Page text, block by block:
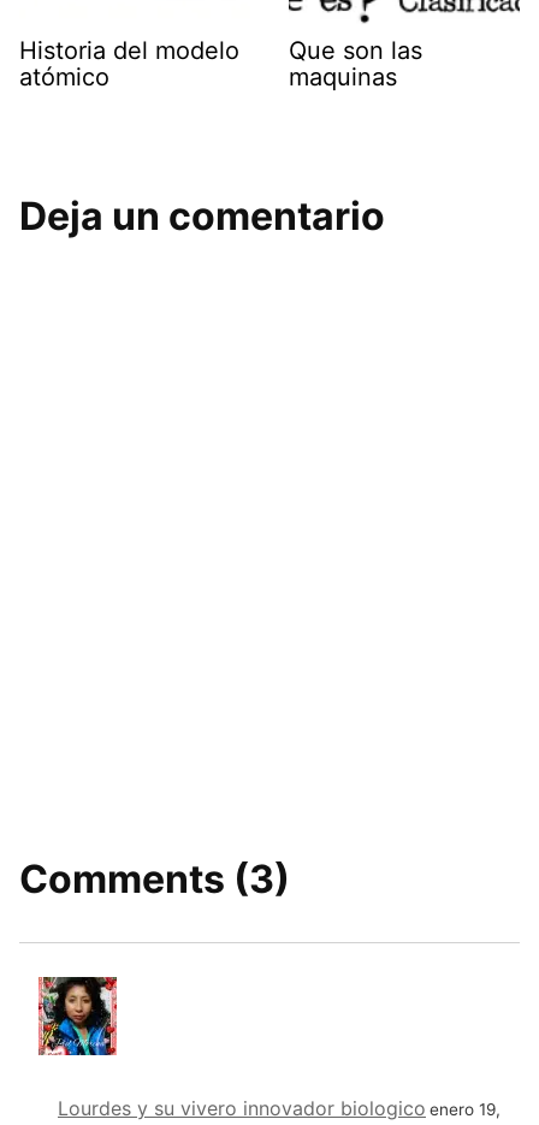
Historia del modelo
atómico
Que son las
maquinas
Deja un comentario
Comments (3)
Lourdes y su vivero innovador biologico enero 19,